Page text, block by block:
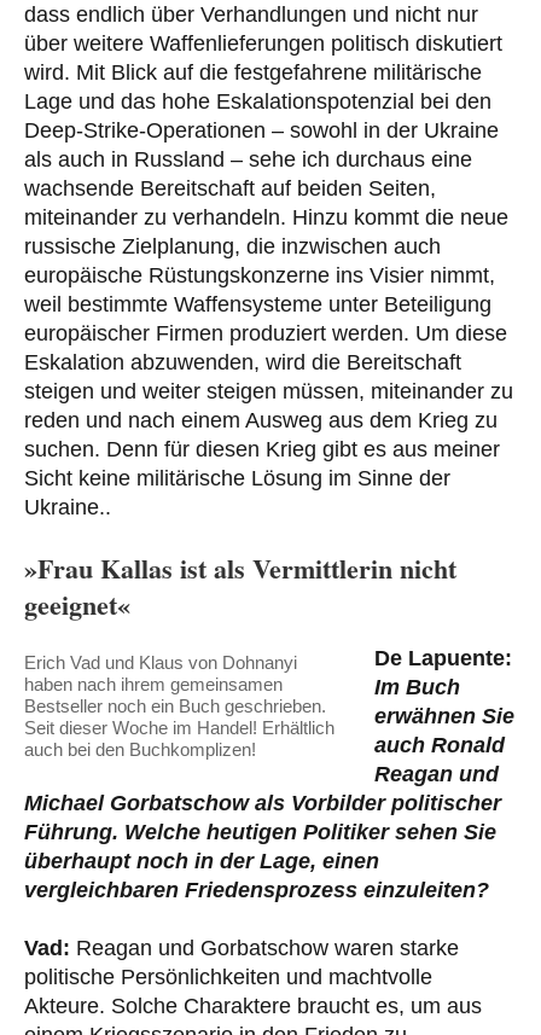
dass endlich über Verhandlungen und nicht nur
über weitere Waffenlieferungen politisch diskutiert
wird. Mit Blick auf die festgefahrene militärische
Lage und das hohe Eskalationspotenzial bei den
Deep-Strike-Operationen – sowohl in der Ukraine
als auch in Russland – sehe ich durchaus eine
wachsende Bereitschaft auf beiden Seiten,
miteinander zu verhandeln. Hinzu kommt die neue
russische Zielplanung, die inzwischen auch
europäische Rüstungskonzerne ins Visier nimmt,
weil bestimmte Waffensysteme unter Beteiligung
europäischer Firmen produziert werden. Um diese
Eskalation abzuwenden, wird die Bereitschaft
steigen und weiter steigen müssen, miteinander zu
reden und nach einem Ausweg aus dem Krieg zu
suchen. Denn für diesen Krieg gibt es aus meiner
Sicht keine militärische Lösung im Sinne der
Ukraine..
»Frau Kallas ist als Vermittlerin nicht
geeignet«
Erich Vad und Klaus von Dohnanyi
haben nach ihrem gemeinsamen
Bestseller noch ein Buch geschrieben.
Seit dieser Woche im Handel! Erhältlich
auch bei den Buchkomplizen!
De Lapuente:
Im Buch
erwähnen Sie
auch Ronald
Reagan und
Michael Gorbatschow als Vorbilder politischer
Führung. Welche heutigen Politiker sehen Sie
überhaupt noch in der Lage, einen
vergleichbaren Friedensprozess einzuleiten?
Vad: Reagan und Gorbatschow waren starke
politische Persönlichkeiten und machtvolle
Akteure. Solche Charaktere braucht es, um aus